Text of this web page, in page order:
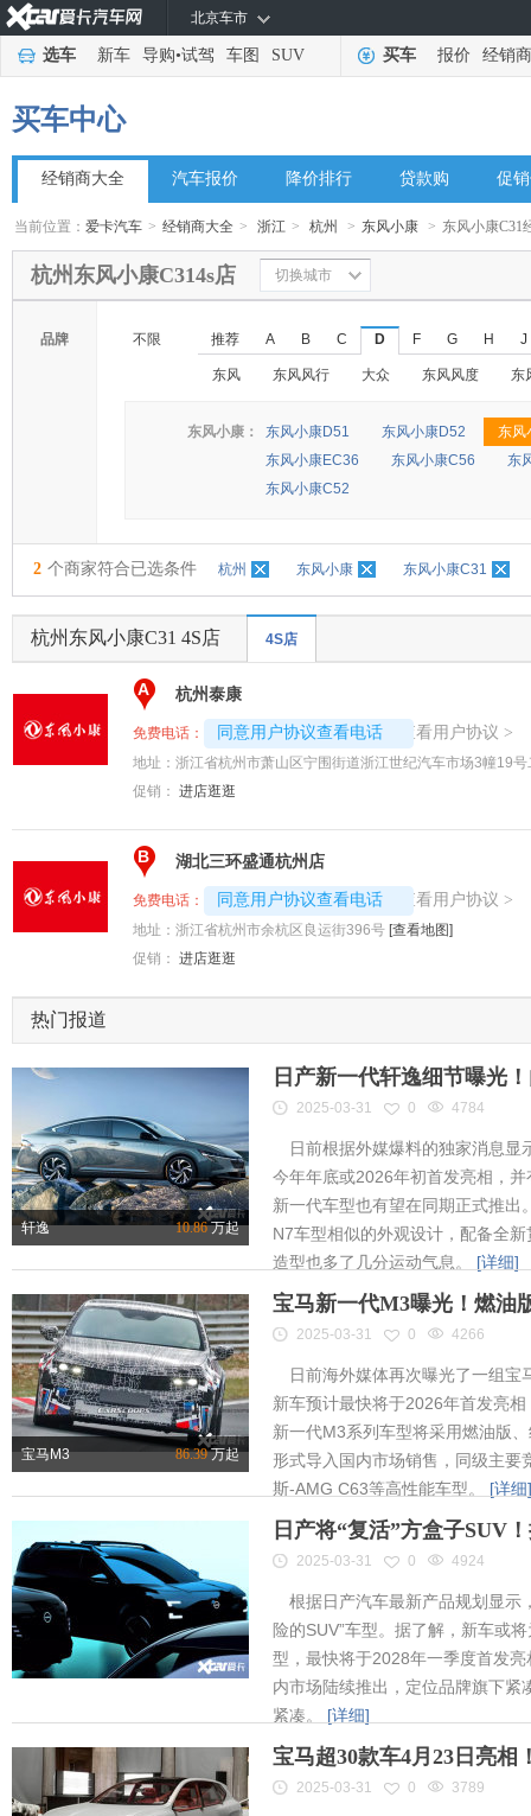
北京车市
选车 新车 导购•试驾 车图 SUV 买车 报价 经销商
买车中心
经销商大全 汽车报价 降价排行 贷款购 促
当前位置：爱卡汽车 > 经销商大全 > 浙江 > 杭州 > 东风小康 > 东风小康C31
杭州东风小康C314s店 切换城市
品牌 不限 推荐 A B C D F G H J
东风 东风风行 大众 东风风度 东
东风小康： 东风小康D51 东风小康D52
东风
东风小康EC36
东风小康C56
东
东风小康C52
2 个商家符合已选条件 杭州 东风小康 东风小康C31
杭州东风小康C31 4S店 4S店
A 杭州泰康
免费电话： 同意用户协议查看电话
4008194313-5359 查看用户协议 >
地址： 浙江省杭州市萧山区宁围街道浙江世纪汽车市场3幢19号
促销： 进店逛逛
B 湖北三环盛通杭州店
免费电话： 同意用户协议查看电话
4008192707-5869 查看用户协议 >
地址： 浙江省杭州市余杭区良运街396号 [查看地图]
促销： 进店逛逛
热门报道
轩逸 10.86万起
日产新一代轩逸细节曝光
2025-03-31 0 4784
日前根据外媒爆料的独家消息显
今年年底或2026年初首发亮相，
新一代车型也有望在同期正式推出
N7车型相似的外观设计，配备全
造型也多了几分运动气息。 [详细]
宝马M3 86.39万起
宝马新一代M3曝光！燃油
2025-03-31 0 4266
日前海外媒体再次曝光了一组宝
新车预计最快将于2026年首发亮
新一代M3系列车型将采用燃油版
形式导入国内市场销售，同级主要
斯-AMG C63等高性能车型。 [详细]
日产将“复活”方盒子SUV
2025-03-31 0 4924
根据日产汽车最新产品规划显示
险的SUV”车型。据了解，新车或
型，最快将于2028年一季度首发
内市场陆续推出，定位品牌旗下紧
紧凑。 [详细]
宝马超30款车4月23日亮
2025-03-31 0 3789